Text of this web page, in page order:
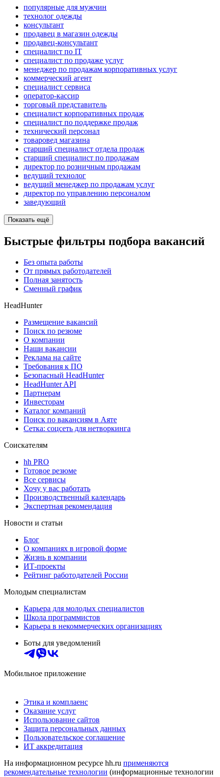
популярные для мужчин
технолог одежды
консультант
продавец в магазин одежды
продавец-консультант
специалист по IT
специалист по продаже услуг
менеджер по продажам корпоративных услуг
коммерческий агент
специалист сервиса
оператор-кассир
торговый представитель
специалист корпоративных продаж
специалист по поддержке продаж
технический персонал
товаровед магазина
старший специалист отдела продаж
старший специалист по продажам
директор по розничным продажам
ведущий технолог
ведущий менеджер по продажам услуг
директор по управлению персоналом
заведующий
Показать ещё
Быстрые фильтры подбора вакансий
Без опыта работы
От прямых работодателей
Полная занятость
Сменный график
HeadHunter
Размещение вакансий
Поиск по резюме
О компании
Наши вакансии
Реклама на сайте
Требования к ПО
Безопасный HeadHunter
HeadHunter API
Партнерам
Инвесторам
Каталог компаний
Поиск по вакансиям в Аяте
Сетка: соцсеть для нетворкинга
Соискателям
hh PRO
Готовое резюме
Все сервисы
Хочу у вас работать
Производственный календарь
Экспертная рекомендация
Новости и статьи
Блог
О компаниях в игровой форме
Жизнь в компании
ИТ-проекты
Рейтинг работодателей России
Молодым специалистам
Карьера для молодых специалистов
Школа программистов
Карьера в некоммерческих организациях
Боты для уведомлений
Мобильное приложение
Этика и комплаенс
Оказание услуг
Использование сайтов
Защита персональных данных
Пользовательское соглашение
ИТ аккредитация
На информационном ресурсе hh.ru применяются
рекомендательные технологии (информационные технологии